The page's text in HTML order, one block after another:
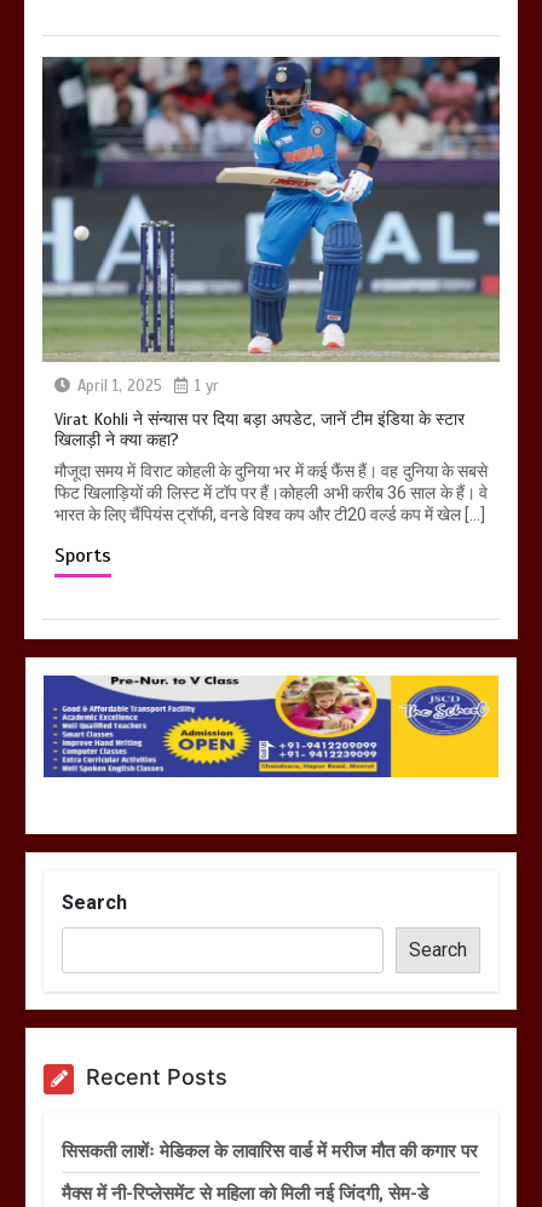
April 1, 2025 1 yr
Virat Kohli ने संन्यास पर दिया बड़ा अपडेट, जानें टीम इंडिया के स्टार
खिलाड़ी ने क्या कहा?
मौजूदा समय में विराट कोहली के दुनिया भर में कई फैंस हैं। वह दुनिया के सबसे
फिट खिलाड़ियों की लिस्ट में टॉप पर हैं।कोहली अभी करीब 36 साल के हैं। वे
भारत के लिए चैंपियंस ट्रॉफी, वनडे विश्व कप और टी20 वर्ल्ड कप में खेल […]
Sports
Search
Search
Recent Posts
सिसकती लाशेंः मेडिकल के लावारिस वार्ड में मरीज मौत की कगार पर
मैक्स में नी-रिप्लेसमेंट से महिला को मिली नई जिंदगी, सेम-डे